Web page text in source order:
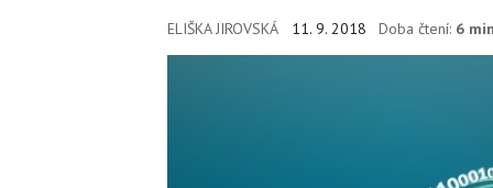
ELIŠKA JIROVSKÁ 11. 9. 2018 Doba čtení: 6